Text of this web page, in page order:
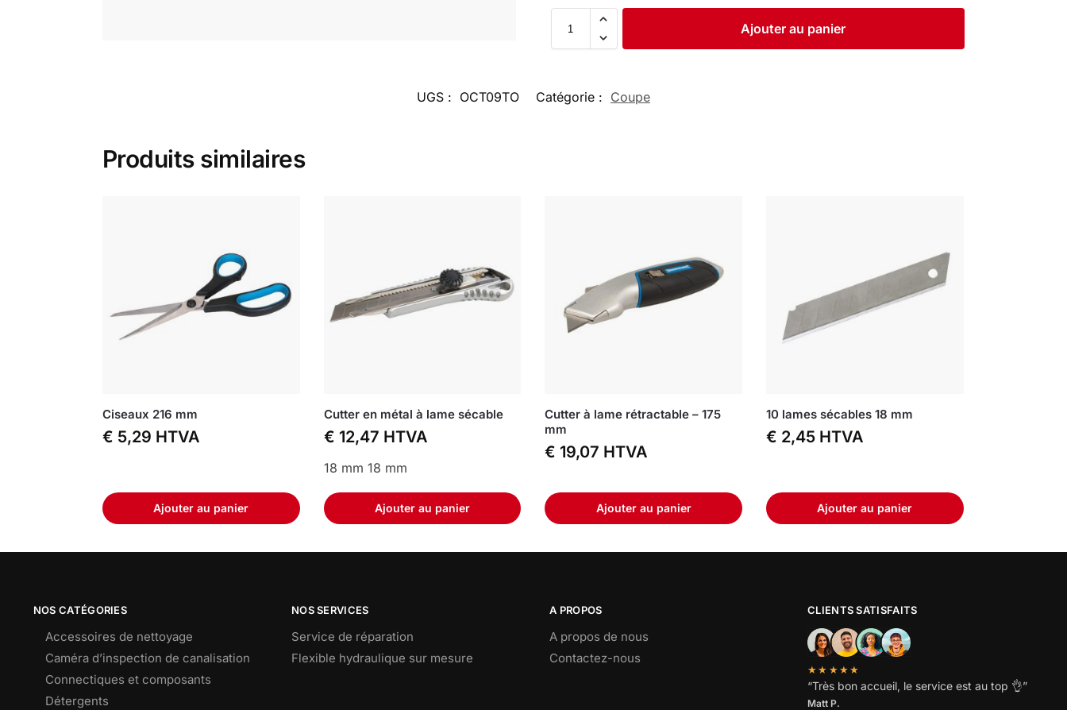
Ajouter au panier
UGS : OCT09TO Catégorie : Coupe
Produits similaires
Ciseaux 216 mm
€ 5,29 HTVA
Ajouter au panier
Cutter en métal à lame sécable
€ 12,47 HTVA
Ajouter au panier
18 mm 18 mm
Cutter à lame rétractable – 175
mm
€ 19,07 HTVA
Ajouter au panier
10 lames sécables 18 mm
€ 2,45 HTVA
Ajouter au panier
NOS CATÉGORIES
Accessoires de nettoyage
Caméra d’inspection de canalisation
Connectiques et composants
Détergents
NOS SERVICES
Service de réparation
Flexible hydraulique sur mesure
A PROPOS
A propos de nous
Contactez-nous
CLIENTS SATISFAITS
★★★★★
“Très bon accueil, le service est au top 👌”
Matt P.